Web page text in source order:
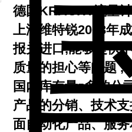
德国KRACHT流量
上海维特锐2003年
报关进口,能够提供
质量的担心等问题 ,
国内库存量z多的公
产品的分销、技术
面自动化产品、服